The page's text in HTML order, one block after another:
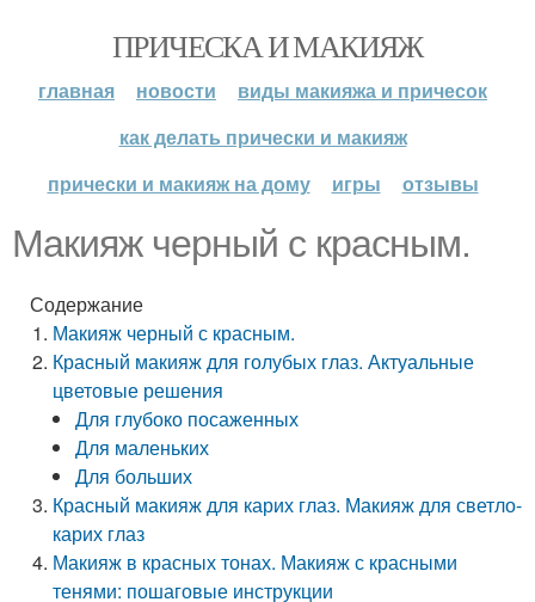
ПРИЧЕСКА И МАКИЯЖ
главная новости
виды макияжа и причесок
как делать прически и макияж
прически и макияж на дому
игры отзывы
Макияж черный с красным.
Содержание
Макияж черный с красным.
Красный макияж для голубых глаз. Актуальные
цветовые решения
Для глубоко посаженных
Для маленьких
Для больших
Красный макияж для карих глаз. Макияж для светло-
карих глаз
Макияж в красных тонах. Макияж с красными
тенями: пошаговые инструкции